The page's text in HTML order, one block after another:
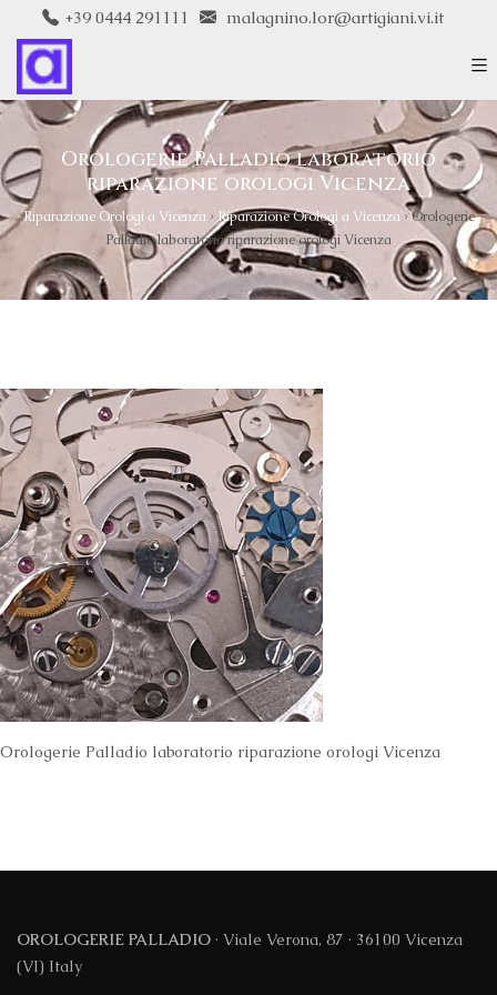
+39 0444 291111 malagnino.lor@artigiani.vi.it
Orologerie Palladio laboratorio
riparazione orologi Vicenza
Riparazione Orologi a Vicenza ›Riparazione Orologi a Vicenza ›Orologerie
Palladio laboratorio riparazione orologi Vicenza
Orologerie Palladio laboratorio riparazione orologi Vicenza
OROLOGERIE PALLADIO · Viale Verona, 87 · 36100 Vicenza
(VI) Italy